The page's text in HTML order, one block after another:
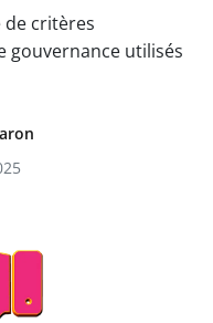
de critères
gouvernance utilisés